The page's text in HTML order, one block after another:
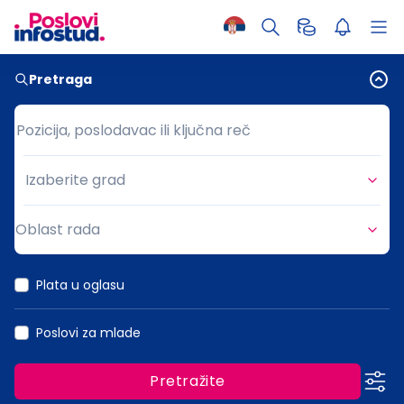
Pretraga
Pozicija, poslodavac ili ključna reč
Pozicija, poslodavac ili ključna reč
Grad
Izaberite grad
Oblast rada
Plata u oglasu
Poslovi za mlade
Pretražite